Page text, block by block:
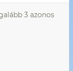
3 azonos